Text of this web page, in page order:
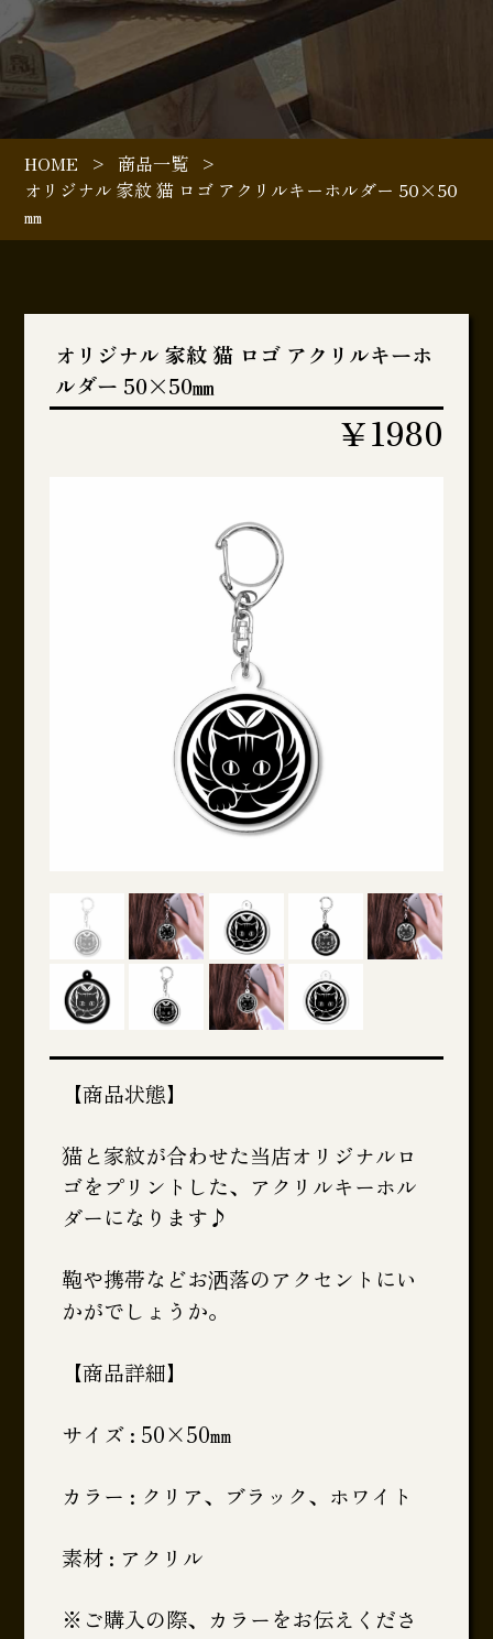
HOME > 商品一覧 >
オリジナル 家紋 猫 ロゴ アクリルキーホルダー 50×50
㎜
オリジナル 家紋 猫 ロゴ アクリルキーホ
ルダー 50×50㎜
￥1980
【商品状態】
猫と家紋が合わせた当店オリジナルロ
ゴをプリントした、アクリルキーホル
ダーになります♪
鞄や携帯などお洒落のアクセントにい
かがでしょうか。
【商品詳細】
サイズ : 50×50㎜
カラー : クリア、ブラック、ホワイト
素材 : アクリル
※ご購入の際、カラーをお伝えくださ